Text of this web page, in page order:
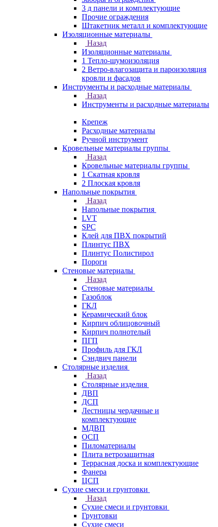
3 д панели и комплектующие
Прочие ограждения
Штакетник металл и комплектующие
Изоляционные материалы
Назад
Изоляционные материалы
1 Тепло-шумоизоляция
2 Ветро-влагозащита и пароизоляция
кровли и фасадов
Инструменты и расходные материалы
Назад
Инструменты и расходные материалы
Крепеж
Расходные материалы
Ручной инструмент
Кровельные материалы группы
Назад
Кровельные материалы группы
1 Скатная кровля
2 Плоская кровля
Напольные покрытия
Назад
Напольные покрытия
LVT
SPC
Клей для ПВХ покрытий
Плинтус ПВХ
Плинтус Полистирол
Пороги
Стеновые материалы
Назад
Стеновые материалы
Газоблок
ГКЛ
Керамический блок
Кирпич облицовочный
Кирпич полнотелый
ПГП
Профиль для ГКЛ
Сэндвич панели
Столярные изделия
Назад
Столярные изделия
ДВП
ДСП
Лестницы чердачные и
комплектующие
МДВП
ОСП
Пиломатериалы
Плита ветрозащитная
Террасная доска и комплектующие
Фанера
ЦСП
Сухие смеси и грунтовки
Назад
Сухие смеси и грунтовки
Грунтовки
Сухие смеси